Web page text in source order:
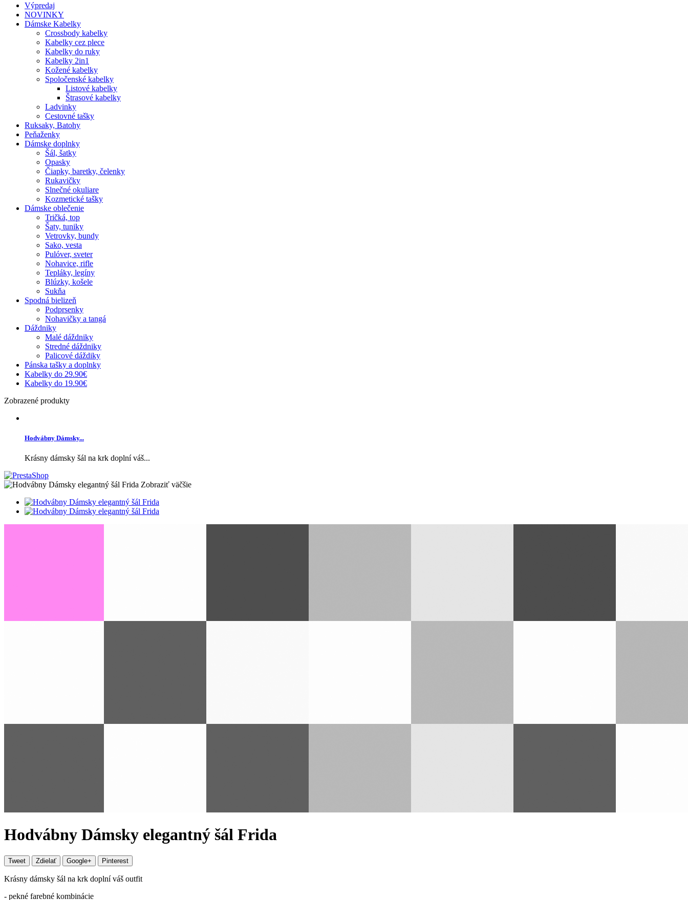
Výpredaj
NOVINKY
Dámske Kabelky
Crossbody kabelky
Kabelky cez plece
Kabelky do ruky
Kabelky 2in1
Kožené kabelky
Spoločenské kabelky
Listové kabelky
Štrasové kabelky
Ladvinky
Cestovné tašky
Ruksaky, Batohy
Peňaženky
Dámske doplnky
Šál, šatky
Opasky
Čiapky, baretky, čelenky
Rukavičky
Slnečné okuliare
Kozmetické tašky
Dámske oblečenie
Tričká, top
Šaty, tuniky
Vetrovky, bundy
Sako, vesta
Pulóver, sveter
Nohavice, rifle
Tepláky, legíny
Blúzky, košele
Sukňa
Spodná bielizeň
Podprsenky
Nohavičky a tangá
Dáždniky
Malé dáždniky
Stredné dáždniky
Palicové dáždiky
Pánska tašky a doplnky
Kabelky do 29.90€
Kabelky do 19.90€
Zobrazené produkty
Hodvábny Dámsky...
Krásny dámsky šál na krk doplní váš...
Zobraziť väčšie
Hodvábny Dámsky elegantný šál Frida
Tweet Zdielať Google+ Pinterest
Krásny dámsky šál na krk doplní váš outfit
- pekné farebné kombinácie